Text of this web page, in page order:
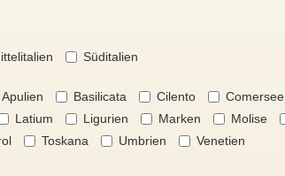
Süditalien
Apulien Basilicata Cilento Comersee
Latium Ligurien Marken Molise
Toskana Umbrien Venetien